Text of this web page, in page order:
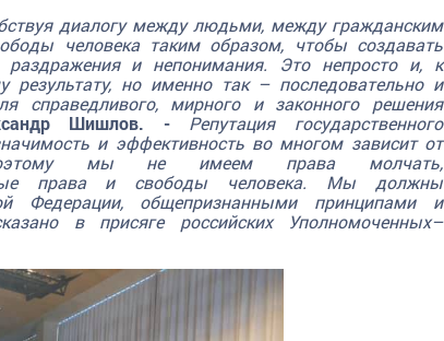
диалогу между людьми, между гражданским
человека таким образом, чтобы создавать
раздражения и непонимания. Это непросто и, к
но именно так – последовательно и
мирного и законного решения
Шишлов. - Репутация государственного
и эффективность во многом зависит от
мы не имеем права молчать,
права и свободы человека. Мы должны
Федерации, общепризнанными принципами и
в присяге российских
Уполномоченных–